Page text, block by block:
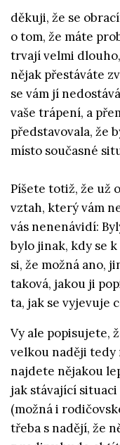
děkuji, že se
o tom, že máte
trvají velmi
nějak přestáváte
se vám jí
vaše trápení, a
představovala, že
místo současné
Píšete totiž, že už
vztah, který vám
vás nenenávidí:
bylo jinak, kdy se
si, že možná ano,
taková, jakou ji
ta, jak se vyjevuje
Vy ale popisujete,
velkou naději tedy
najdete nějakou
jak stávající
(možná i
třeba s nadějí, že